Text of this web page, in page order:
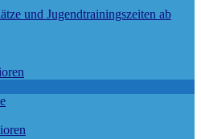
und Jugendtrainingszeiten ab